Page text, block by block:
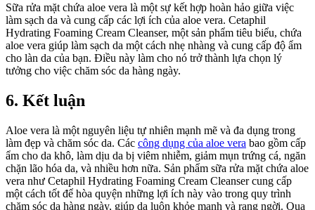
Sữa rửa mặt chứa aloe vera là một sự kết hợp hoàn hảo giữa việc
làm sạch da và cung cấp các lợi ích của aloe vera. Cetaphil
Hydrating Foaming Cream Cleanser, một sản phẩm tiêu biểu, chứa
aloe vera giúp làm sạch da một cách nhẹ nhàng và cung cấp độ ẩm
cho làn da của bạn. Điều này làm cho nó trở thành lựa chọn lý
tưởng cho việc chăm sóc da hàng ngày.
6. Kết luận
Aloe vera là một nguyên liệu tự nhiên mạnh mẽ và đa dụng trong
làm đẹp và chăm sóc da. Các công dụng của aloe vera bao gồm cấp
ẩm cho da khô, làm dịu da bị viêm nhiễm, giảm mụn trứng cá, ngăn
chặn lão hóa da, và nhiều hơn nữa. Sản phẩm sữa rửa mặt chứa aloe
vera như Cetaphil Hydrating Foaming Cream Cleanser cung cấp
một cách tốt để hòa quyện những lợi ích này vào trong quy trình
chăm sóc da hàng ngày, giúp da luôn khỏe mạnh và rạng ngời. Qua